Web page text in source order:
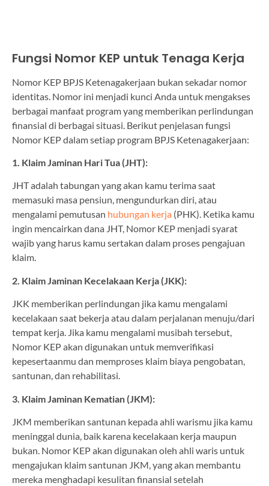
Fungsi Nomor KEP untuk Tenaga Kerja
Nomor KEP BPJS Ketenagakerjaan bukan sekadar nomor
identitas. Nomor ini menjadi kunci Anda untuk mengakses
berbagai manfaat program yang memberikan perlindungan
finansial di berbagai situasi. Berikut penjelasan fungsi
Nomor KEP dalam setiap program BPJS Ketenagakerjaan:
1. Klaim Jaminan Hari Tua (JHT):
JHT adalah tabungan yang akan kamu terima saat
memasuki masa pensiun, mengundurkan diri, atau
mengalami pemutusan hubungan kerja (PHK). Ketika kamu
ingin mencairkan dana JHT, Nomor KEP menjadi syarat
wajib yang harus kamu sertakan dalam proses pengajuan
klaim.
2. Klaim Jaminan Kecelakaan Kerja (JKK):
JKK memberikan perlindungan jika kamu mengalami
kecelakaan saat bekerja atau dalam perjalanan menuju/dari
tempat kerja. Jika kamu mengalami musibah tersebut,
Nomor KEP akan digunakan untuk memverifikasi
kepesertaanmu dan memproses klaim biaya pengobatan,
santunan, dan rehabilitasi.
3. Klaim Jaminan Kematian (JKM):
JKM memberikan santunan kepada ahli warismu jika kamu
meninggal dunia, baik karena kecelakaan kerja maupun
bukan. Nomor KEP akan digunakan oleh ahli waris untuk
mengajukan klaim santunan JKM, yang akan membantu
mereka menghadapi kesulitan finansial setelah